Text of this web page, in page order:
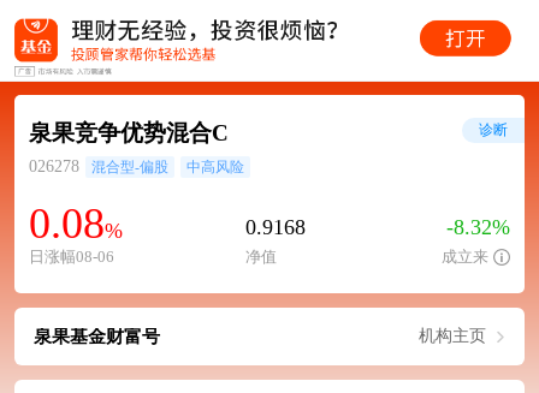
泉果竞争优势混合C
026278 混合型-偏股 中高风险
0.08%
日涨幅08-06
0.9168
净值
-8.32%
成立来
诊断
泉果基金财富号 机构主页